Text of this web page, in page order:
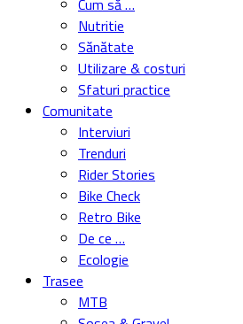
Nutritie
Sănătate
Utilizare & costuri
Sfaturi practice
Comunitate
Interviuri
Trenduri
Rider Stories
Bike Check
Retro Bike
De ce …
Ecologie
Trasee
MTB